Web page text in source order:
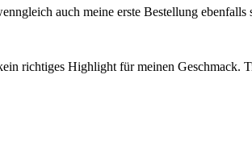
auch meine erste Bestellung
richtiges Highlight für meinen